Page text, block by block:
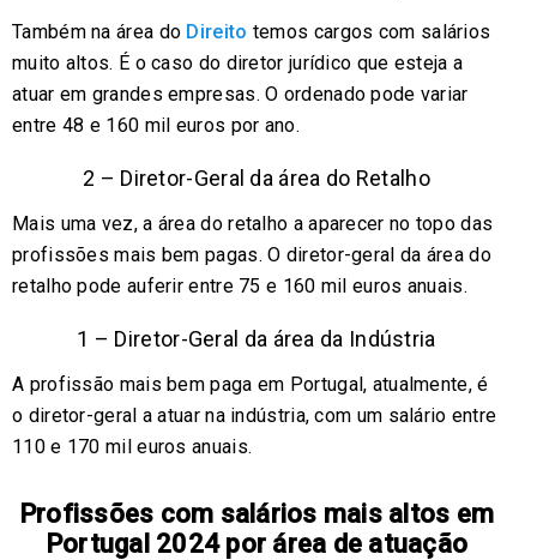
Também na área do Direito temos cargos com salários
muito altos. É o caso do diretor jurídico que esteja a
atuar em grandes empresas. O ordenado pode variar
entre 48 e 160 mil euros por ano.
2 – Diretor-Geral da área do Retalho
Mais uma vez, a área do retalho a aparecer no topo das
profissões mais bem pagas. O diretor-geral da área do
retalho pode auferir entre 75 e 160 mil euros anuais.
1 – Diretor-Geral da área da Indústria
A profissão mais bem paga em Portugal, atualmente, é
o diretor-geral a atuar na indústria, com um salário entre
110 e 170 mil euros anuais.
Profissões com salários mais altos em
Portugal 2024 por área de atuação